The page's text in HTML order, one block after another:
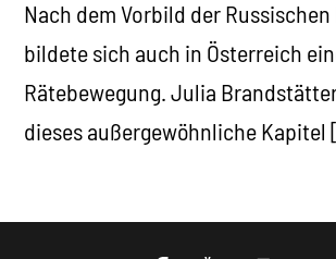
Nach dem Vorbild der
bildete sich auch in Österreich
Rätebewegung. Julia
dieses außergewöhnliche